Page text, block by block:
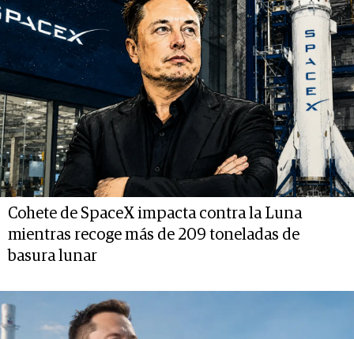
Cohete de SpaceX impacta contra la Luna
mientras recoge más de 209 toneladas de
basura lunar